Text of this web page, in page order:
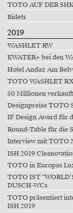
TOTO AUF DER
Bidets
2019
WASHLET RW
EWATER+ bei den
Hotel Andaz Am
TOTO WASHLET
50 Millionen
Designpreise TOTO
IF Design Award für
Round-Table für die
Interview mit TOTO
ISH 2019
TOTO in Europas
TOTO IST
DUSCH-WCs
TOTO präsentiert
ISH 2019